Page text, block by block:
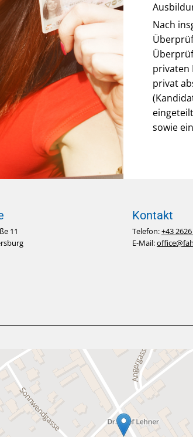
Nach
privaten
privat
sowie
11
Kontakt
Telefon:+43
E-Mail: